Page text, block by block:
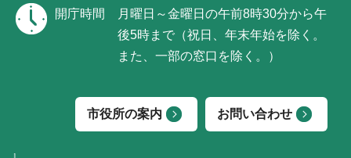
開庁時間
月曜日～金曜日の午前8時30分から午
後5時まで（祝日、年末年始を除く。
また、一部の窓口を除く。）
市役所の案内 お問い合わせ